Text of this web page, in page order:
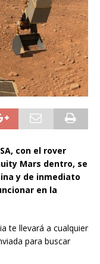
con el rover
Mars dentro, se
y de inmediato
en la
te llevará a cualquier
para buscar